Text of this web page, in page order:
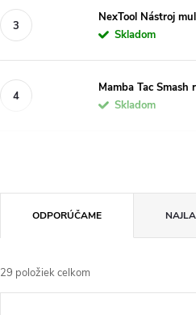
NexTool Nástroj
Skladom
Mamba Tac
Skladom
a
d
ODPORÚČAME
29 položiek celkom